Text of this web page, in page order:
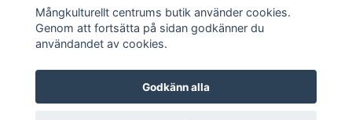
Sociala medier
Mångkulturellt centrums butik använder cookies.
Genom att fortsätta på sidan godkänner du
användandet av cookies.
Godkänn alla